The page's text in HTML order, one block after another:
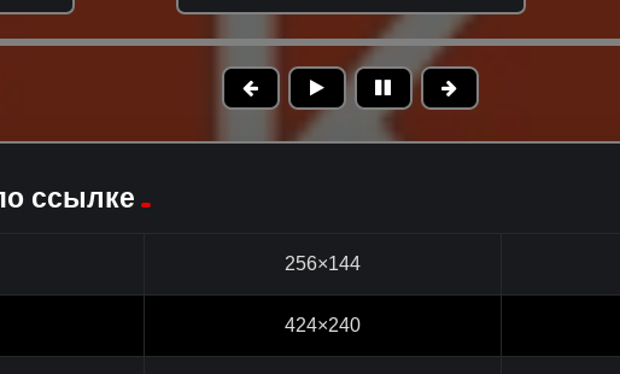
ссылке
256×144
424×240